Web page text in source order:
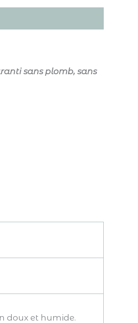
sans plomb, sans
doux et humide.